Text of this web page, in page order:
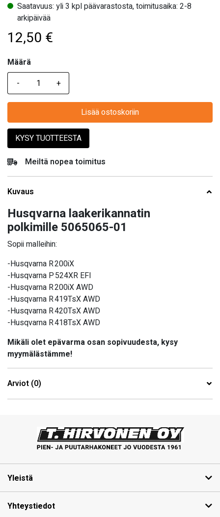
Saatavuus: yli 3 kpl päävarastosta, toimitusaika: 2-8
arkipäivää
12,50 €
Määrä
Määrä
Lisää ostoskoriin
KYSY TUOTTEESTA
Meiltä nopea toimitus
Kuvaus
Husqvarna laakerikannatin
polkimille 5065065-01
Sopii malleihin:
-Husqvarna R 200iX
-Husqvarna P 524XR EFI
-Husqvarna R 200iX AWD
-Husqvarna R 419TsX AWD
-Husqvarna R 420TsX AWD
-Husqvarna R 418TsX AWD
Mikäli olet epävarma osan sopivuudesta, kysy
myymälästämme!
Arviot (0)
Yleistä
Yhteystiedot